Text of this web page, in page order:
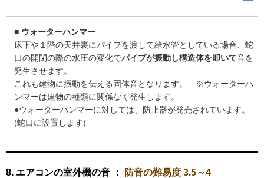
■ ウォーターハンマー
床下や１階の天井裏にパイプを渡して給水管としている場合、蛇
口の開閉の際の水圧の変化でパイプが振動し構造体を叩いて音を
発生させます。
これも建物に振動を伝える固体音となります。 ※ウォーターハ
ンマーは建物の種類に関係なく発生します。
●ウォーターハンマーに対しては、防止器が発売されています。
(蛇口に設置します)
8. エアコンの室外機の音 ： 防音の難易度 3.5～4